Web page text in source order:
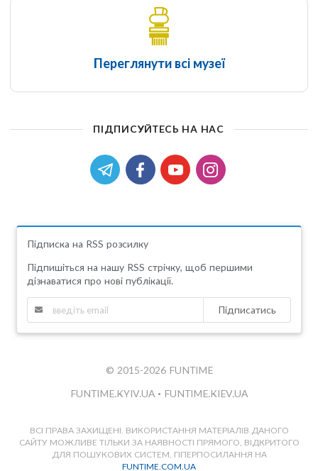
Переглянути всі музеї
ПІДПИСУЙТЕСЬ НА НАС
Підписка на RSS розсилку
Підпишіться на нашу RSS стрічку, щоб першими
дізнаватися про нові публікації.
Підписатись
© 2015-2026 FUNTIME
FUNTIME.KYIV.UA • FUNTIME.KIEV.UA
ВСІ ПРАВА ЗАХИЩЕНІ. ВИКОРИСТАННЯ МАТЕРІАЛІВ ДАНОГО
САЙТУ МОЖЛИВЕ ТІЛЬКИ ЗА НАЯВНОСТІ ПРЯМОГО, ВІДКРИТОГО
ДЛЯ ПОШУКОВИХ СИСТЕМ, ГІПЕРПОСИЛАННЯ НА
FUNTIME.COM.UA